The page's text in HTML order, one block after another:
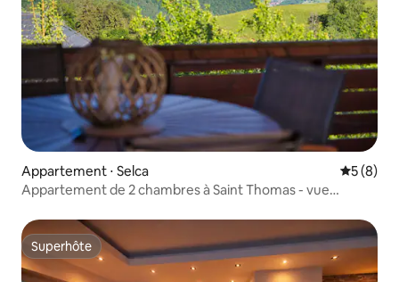
Appartement ⋅ Selca
5 (8)
Appartement de 2 chambres à Saint Thomas - vue
Superhôte
Superhôte